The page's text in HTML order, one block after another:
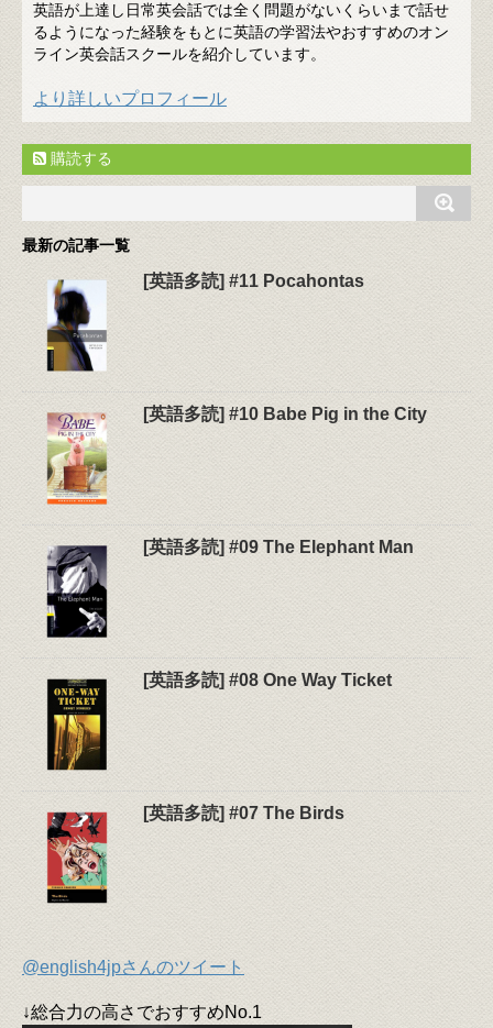
英語が上達し日常英会話では全く問題がないくらいまで話せ
るようになった経験をもとに英語の学習法やおすすめのオン
ライン英会話スクールを紹介しています。
より詳しいプロフィール
購読する
最新の記事一覧
[英語多読] #11 Pocahontas
[英語多読] #10 Babe Pig in the City
[英語多読] #09 The Elephant Man
[英語多読] #08 One Way Ticket
[英語多読] #07 The Birds
@english4jpさんのツイート
↓総合力の高さでおすすめNo.1